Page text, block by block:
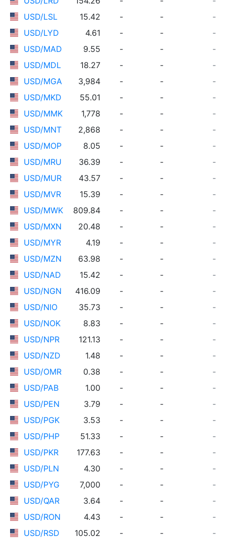
USD/LSL
15.42 - -
-
USD/LYD
4.61 - -
-
USD/MAD
9.55 - -
-
USD/MDL
18.27 - -
-
USD/MGA
3,984 - -
-
USD/MKD
55.01 - -
-
USD/MMK
1,778 - -
-
USD/MNT
2,868 - -
-
USD/MOP
8.05 - -
-
USD/MRU
36.39 - -
-
USD/MUR
43.57 - -
-
USD/MVR
15.39 - -
-
USD/MWK
809.84 - -
-
USD/MXN
20.48 - -
-
USD/MYR
4.19 - -
-
USD/MZN
63.98 - -
-
USD/NAD
15.42 - -
-
USD/NGN
416.09 - -
-
USD/NIO
35.73 - -
-
USD/NOK
8.83 - -
-
USD/NPR
121.13 - -
-
USD/NZD
1.48 - -
-
USD/OMR
0.38 - -
-
USD/PAB
1.00 - -
-
USD/PEN
3.79 - -
-
USD/PGK
3.53 - -
-
USD/PHP
51.33 - -
-
USD/PKR
177.63 - -
-
USD/PLN
4.30 - -
-
USD/PYG
7,000 - -
-
USD/QAR
3.64 - -
-
USD/RON
4.43 - -
-
USD/RSD
105.02 - -
-